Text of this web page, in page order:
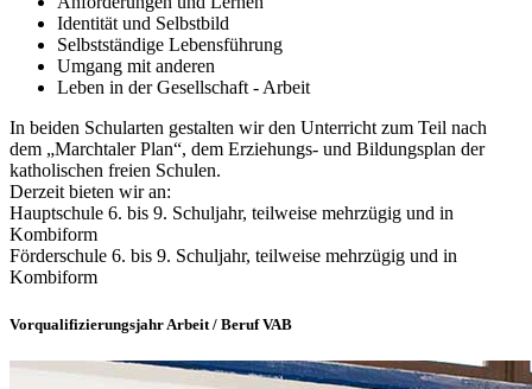
Identität und Selbstbild
Selbstständige Lebensführung
Umgang mit anderen
Leben in der Gesellschaft - Arbeit
In beiden Schularten gestalten wir den Unterricht zum Teil nach
dem „Marchtaler Plan“, dem Erziehungs- und Bildungsplan der
katholischen freien Schulen.
Derzeit bieten wir an:
Hauptschule 6. bis 9. Schuljahr, teilweise mehrzügig und in
Kombiform
Förderschule 6. bis 9. Schuljahr, teilweise mehrzügig und in
Kombiform
Vorqualifizierungsjahr Arbeit / Beruf VAB